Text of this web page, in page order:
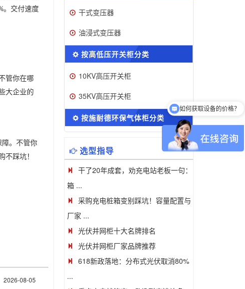
。交付速度
管你在哪
大企业的
障。不管你
不踩坑！
2026-08-05
干式变压器
油浸式变压器
按高低压开关柜分类
10KV高压开关柜
35KV高压开关柜
按施耐德环保气体柜分类
选型指导
干了20年成套，劝充电站老板一句：
箱 ...
采购充电桩箱变别踩坑！容量配置与
厂家 ...
光伏并网柜十大名牌排名
光伏并网柜厂家品牌推荐
618新政落地：分布式光伏取消80%
...
可以介绍下你们的产品么